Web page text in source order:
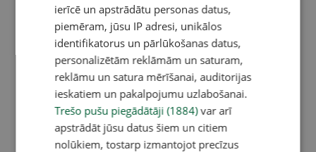
ierīcē un apstrādātu personas datus,
piemēram, jūsu IP adresi, unikālos
identifikatorus un pārlūkošanas datus,
personalizētām reklāmām un saturam,
reklāmu un satura mērīšanai, auditorijas
ieskatiem un pakalpojumu uzlabošanai.
Trešo pušu piegādātāji (1884)var arī
apstrādāt jūsu datus šiem un citiem
nolūkiem, tostarp izmantojot precīzus